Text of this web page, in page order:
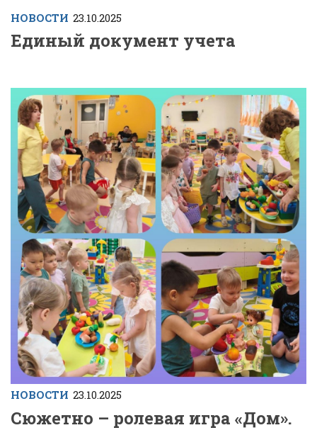
НОВОСТИ 23.10.2025
Единый документ учета
НОВОСТИ 23.10.2025
Сюжетно – ролевая игра «Дом».